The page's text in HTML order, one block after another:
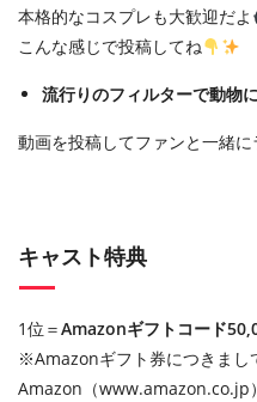
本格的なコスプレも大歓迎だよ
こんな感じで投稿してね
流行りのフィルターで動物
動画を投稿してファンと一緒
キャスト特典
1位＝Amazonギフトコード
※Amazonギフト券につきまし
Amazon（www.amazon.co.jp